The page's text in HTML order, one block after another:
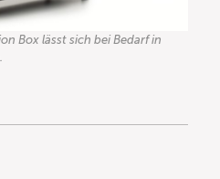
Box lässt sich bei Bedarf in